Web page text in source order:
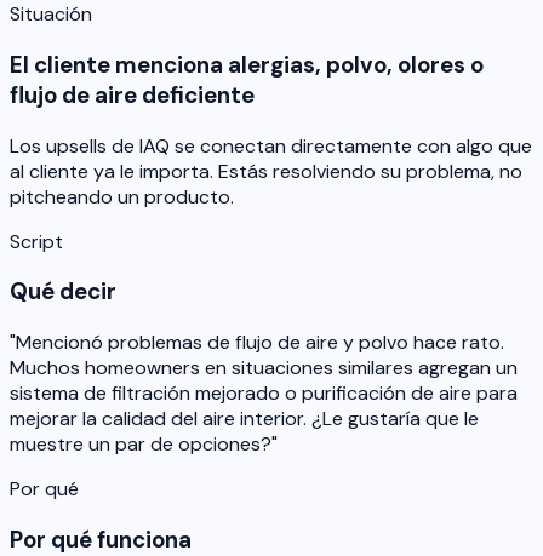
Situación
El cliente menciona alergias, polvo, olores o
flujo de aire deficiente
Los upsells de IAQ se conectan directamente con algo que
al cliente ya le importa. Estás resolviendo su problema, no
pitcheando un producto.
Script
Qué decir
"Mencionó problemas de flujo de aire y polvo hace rato.
Muchos homeowners en situaciones similares agregan un
sistema de filtración mejorado o purificación de aire para
mejorar la calidad del aire interior. ¿Le gustaría que le
muestre un par de opciones?"
Por qué
Por qué funciona